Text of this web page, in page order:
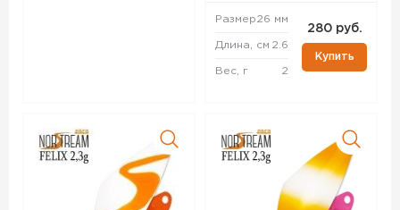
Размер26 мм
Длина, см 2.6
Вес, г 2
280 руб.
Купить